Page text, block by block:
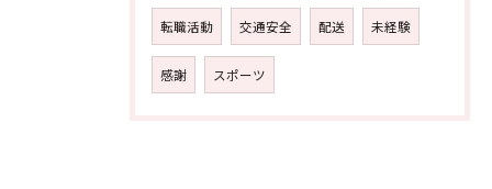
転職活動 交通安全 配送 未経験
感謝 スポーツ